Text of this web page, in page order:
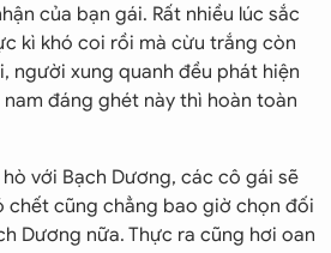
của bạn gái. Rất nhiều lúc sắc
kì khó coi rồi mà cừu trắng còn
người xung quanh đều phát hiện
đáng ghét này thì hoàn toàn
với Bạch Dương, các cô gái sẽ
chết cũng chẳng bao giờ chọn đối
Dương nữa. Thực ra cũng hơi oan